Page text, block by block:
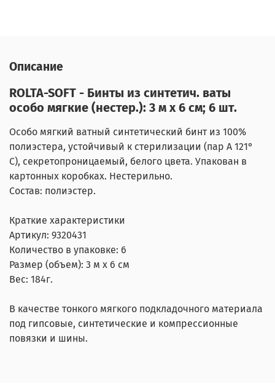
Описание
ROLTA-SOFT - Бинты из синтетич. ваты
особо мягкие (нестер.): 3 м х 6 см; 6 шт.
Особо мягкий ватный синтетический бинт из 100%
полиэстера, устойчивый к стерилизации (пар А 121°
С), секретопроницаемый, белого цвета. Упакован в
картонных коробках. Нестерильно.
Состав: полиэстер.
Краткие характеристики
Артикул: 9320431
Количество в упаковке: 6
Размер (объем): 3 м x 6 см
Вес: 184г.
В качестве тонкого мягкого подкладочного материала
под гипсовые, синтетические и компрессионные
повязки и шины.